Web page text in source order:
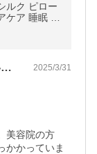
ルク ピロー
ア 睡眠 美
れ
年齢も上がり、髪の毛が細くなっています… 2025/3/31
美容院の方
かかっていま